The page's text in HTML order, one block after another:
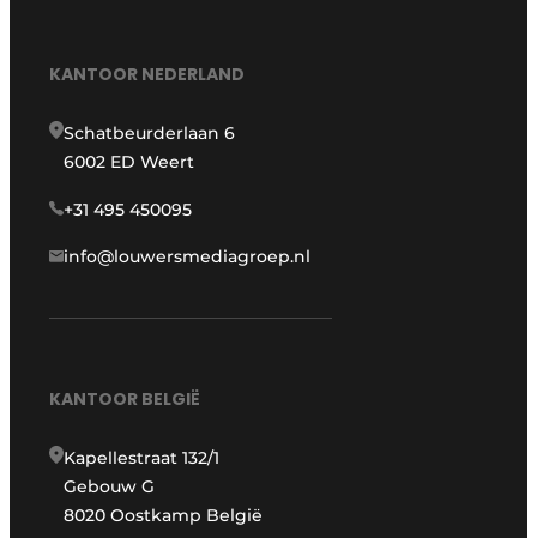
KANTOOR NEDERLAND
Schatbeurderlaan 6
6002 ED Weert
+31 495 450095
info@louwersmediagroep.nl
KANTOOR BELGIË
Kapellestraat 132/1
Gebouw G
8020 Oostkamp België